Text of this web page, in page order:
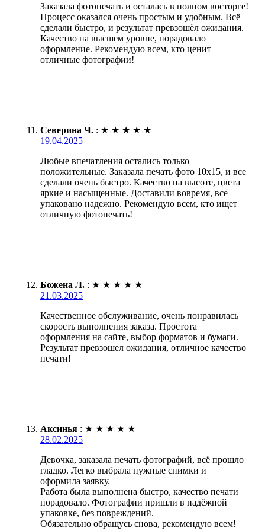
Заказала фотопечать и осталась в полном восторге!
Процесс оказался очень простым и удобным. Всё
сделали быстро, и результат превзошёл ожидания.
Качество на высшем уровне, порадовало
оформление. Рекомендую всем, кто ценит
отличные фотографии!
Северина Ч. : ★ ★ ★ ★ ★
19.04.2025
Любые впечатления остались только
положительные. Заказала печать фото 10х15, и все
сделали очень быстро. Качество на высоте, цвета
яркие и насыщенные. Доставили вовремя, все
упаковано надежно. Рекомендую всем, кто ищет
отличную фотопечать!
Божена Л. : ★ ★ ★ ★ ★
21.03.2025
Качественное обслуживание, очень понравилась
скорость выполнения заказа. Простота
оформления на сайте, выбор форматов и бумаги.
Результат превзошел ожидания, отличное качество
печати!
Аксинья : ★ ★ ★ ★ ★
28.02.2025
Девочка, заказала печать фотографий, всё прошло
гладко. Легко выбрала нужные снимки и
оформила заявку.
Работа была выполнена быстро, качество печати
порадовало. Фотографии пришли в надёжной
упаковке, без повреждений.
Обязательно обращусь снова, рекомендую всем!